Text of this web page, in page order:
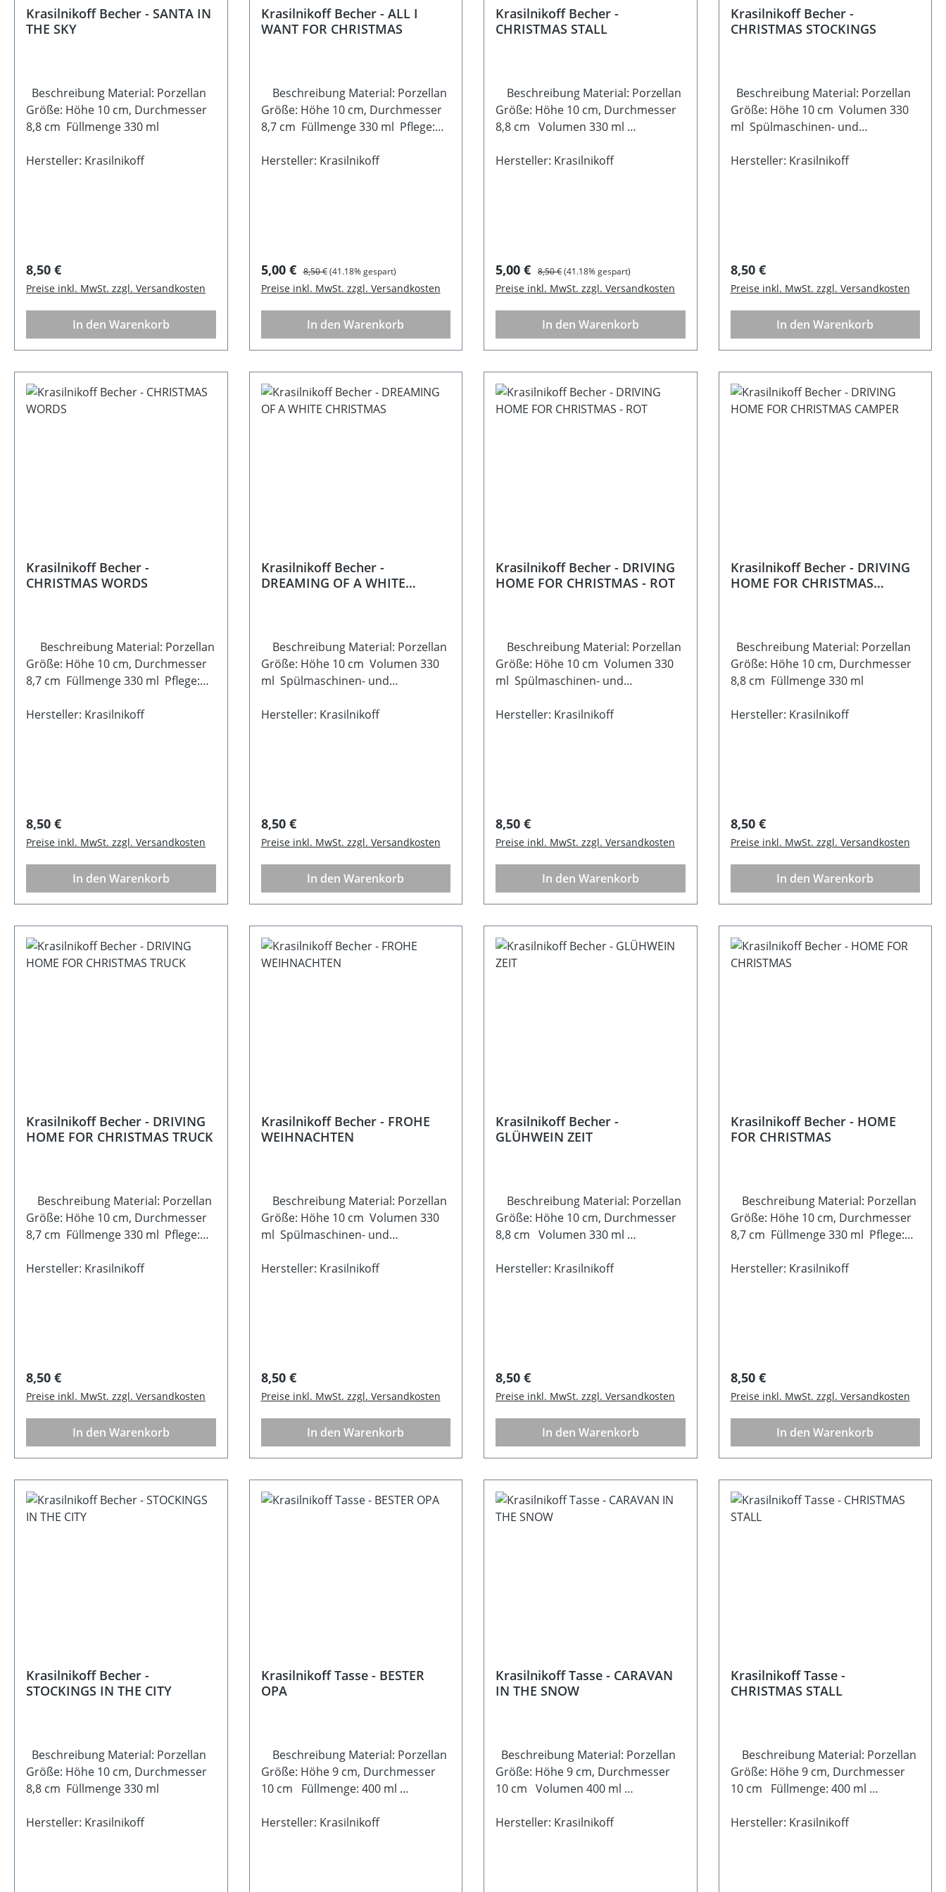
Krasilnikoff Becher - SANTA IN
THE SKY
Beschreibung Material: Porzellan
Größe: Höhe 10 cm, Durchmesser
8,8 cm Füllmenge 330 ml
Hersteller: Krasilnikoff
Regulärer Preis:
8,50 €
Preise inkl. MwSt. zzgl. Versandkosten
In den Warenkorb
Krasilnikoff Becher - ALL I
WANT FOR CHRISTMAS
Beschreibung Material: Porzellan
Größe: Höhe 10 cm, Durchmesser
8,7 cm Füllmenge 330 ml Pflege:
Mikrowelle
Hersteller: Krasilnikoff
Verkaufspreis:
5,00 € Regulärer Preis:
8,50 € (41.18% gespart)
Preise inkl. MwSt. zzgl. Versandkosten
In den Warenkorb
Krasilnikoff Becher -
CHRISTMAS STALL
Beschreibung Material: Porzellan
Größe: Höhe 10 cm, Durchmesser
8,8 cm Volumen 330 ml
Mikrowellengeeignet
Hersteller: Krasilnikoff
Verkaufspreis:
5,00 € Regulärer Preis:
8,50 €(41.18% gespart)
Preise inkl. MwSt. zzgl. Versandkosten
In den Warenkorb
Krasilnikoff Becher -
CHRISTMAS STOCKINGS
Beschreibung Material: Porzellan
Größe: Höhe 10 cm Volumen 330
ml Spülmaschinen- und
Hersteller: Krasilnikoff
Regulärer Preis:
8,50 €
Preise inkl. MwSt. zzgl. Versandkosten
In den Warenkorb
Krasilnikoff Becher -
CHRISTMAS WORDS
Beschreibung Material: Porzellan
Größe: Höhe 10 cm, Durchmesser
8,7 cm Füllmenge 330 ml Pflege:
Mikrowelle
Hersteller: Krasilnikoff
Regulärer Preis:
8,50 €
Preise inkl. MwSt. zzgl. Versandkosten
In den Warenkorb
Krasilnikoff Becher -
DREAMING OF A WHITE
Beschreibung Material: Porzellan
Größe: Höhe 10 cm Volumen 330
ml Spülmaschinen- und
Hersteller: Krasilnikoff
Regulärer Preis:
8,50 €
Preise inkl. MwSt. zzgl. Versandkosten
In den Warenkorb
Krasilnikoff Becher - DRIVING
HOME FOR CHRISTMAS - ROT
Beschreibung Material: Porzellan
Größe: Höhe 10 cm Volumen 330
ml Spülmaschinen- und
Hersteller: Krasilnikoff
Regulärer Preis:
8,50 €
Preise inkl. MwSt. zzgl. Versandkosten
In den Warenkorb
Krasilnikoff Becher - DRIVING
HOME FOR CHRISTMAS
Beschreibung Material: Porzellan
Größe: Höhe 10 cm, Durchmesser
8,8 cm Füllmenge 330 ml
Hersteller: Krasilnikoff
Regulärer Preis:
8,50 €
Preise inkl. MwSt. zzgl. Versandkosten
In den Warenkorb
Krasilnikoff Becher - DRIVING
HOME FOR CHRISTMAS TRUCK
Beschreibung Material: Porzellan
Größe: Höhe 10 cm, Durchmesser
8,7 cm Füllmenge 330 ml Pflege:
Mikrowelle
Hersteller: Krasilnikoff
Regulärer Preis:
8,50 €
Preise inkl. MwSt. zzgl. Versandkosten
In den Warenkorb
Krasilnikoff Becher - FROHE
WEIHNACHTEN
Beschreibung Material: Porzellan
Größe: Höhe 10 cm Volumen 330
ml Spülmaschinen- und
Hersteller: Krasilnikoff
Regulärer Preis:
8,50 €
Preise inkl. MwSt. zzgl. Versandkosten
In den Warenkorb
Krasilnikoff Becher -
GLÜHWEIN ZEIT
Beschreibung Material: Porzellan
Größe: Höhe 10 cm, Durchmesser
8,8 cm Volumen 330 ml
Mikrowellengeeignet
Hersteller: Krasilnikoff
Regulärer Preis:
8,50 €
Preise inkl. MwSt. zzgl. Versandkosten
In den Warenkorb
Krasilnikoff Becher - HOME
FOR CHRISTMAS
Beschreibung Material: Porzellan
Größe: Höhe 10 cm, Durchmesser
8,7 cm Füllmenge 330 ml Pflege:
Mikrowelle
Hersteller: Krasilnikoff
Regulärer Preis:
8,50 €
Preise inkl. MwSt. zzgl. Versandkosten
In den Warenkorb
Krasilnikoff Becher -
STOCKINGS IN THE CITY
Beschreibung Material: Porzellan
Größe: Höhe 10 cm, Durchmesser
8,8 cm Füllmenge 330 ml
Hersteller: Krasilnikoff
Krasilnikoff Tasse - BESTER
OPA
Beschreibung Material: Porzellan
Größe: Höhe 9 cm, Durchmesser
10 cm Füllmenge: 400 ml
Mikrowellengeeignet
Hersteller: Krasilnikoff
Krasilnikoff Tasse - CARAVAN
IN THE SNOW
Beschreibung Material: Porzellan
Größe: Höhe 9 cm, Durchmesser
10 cm Volumen 400 ml
Mikrowellengeeignet
Hersteller: Krasilnikoff
Krasilnikoff Tasse -
CHRISTMAS STALL
Beschreibung Material: Porzellan
Größe: Höhe 9 cm, Durchmesser
10 cm Füllmenge: 400 ml
Mikrowellengeeignet
Hersteller: Krasilnikoff